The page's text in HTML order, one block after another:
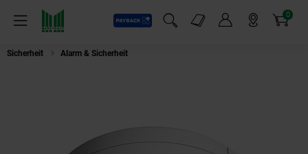
Menü
Payback
Suchfeld einblenden
Markt-Angebote 0
Artikel
Sicherheit Alarm & Sicherheit